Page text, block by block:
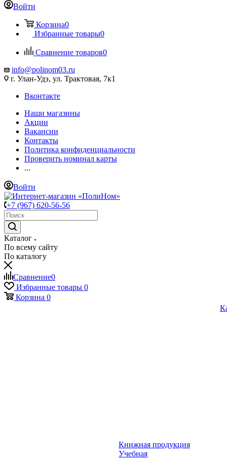
Войти
Корзина0
Избранные товары0
Сравнение товаров0
info@polinom03.ru
г. Улан-Удэ, ул. Трактовая, 7к1
Вконтакте
Наши магазины
Акции
Вакансии
Контакты
Политика конфиденциальности
Проверить номинал карты
...
Войти
+7 (967) 620-56-56
Каталог
По всему сайту
По каталогу
Сравнение0
Избранные товары 0
Корзина 0
Книжная продукция
Учебная